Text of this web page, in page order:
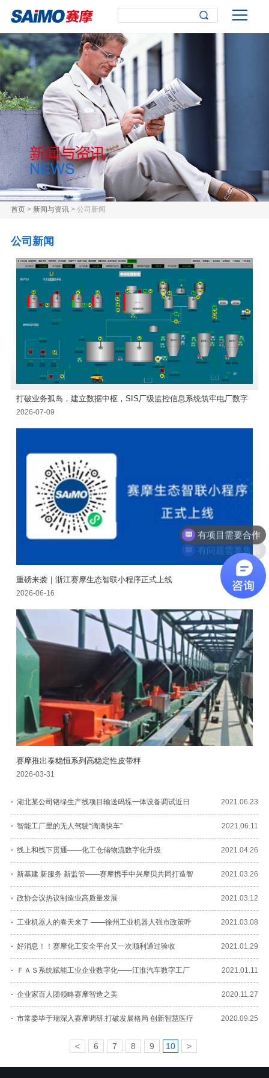
首页> 新闻与资讯> 公司新闻
公司新闻
打破业务孤岛，建立数据中枢，SIS厂级监控信息系统筑牢电厂数字
底座
2026-07-09
重磅来袭｜浙江赛摩生态智联小程序正式上线
2026-06-16
赛摩推出泰稳恒系列高稳定性皮带秤
2026-03-31
· 湖北某公司铬绿生产线项目输送码垛一体设备调试近日
完成下线
2021.06.23
· 智能工厂里的无人驾驶“滴滴快车” 2021.06.11
· 线上和线下贯通——化工仓储物流数字化升级 2021.04.26
· 新基建 新服务 新监管——赛摩携手中兴摩贝共同打造智
慧园区
2021.03.26
· 政协会议热议制造业高质量发展 2021.03.12
· 工业机器人的春天来了 ——徐州工业机器人强市政策呼
之欲出
2021.03.08
· 好消息！！赛摩化工安全平台又一次顺利通过验收 2021.01.29
·
ＦＡＳ系统赋能工业企业数字化——江淮汽车数字工厂
项目
2021.01.11
· 企业家百人团领略赛摩智造之美 2020.11.27
· 市常委毕于瑞深入赛摩调研:打破发展格局 创新智慧医疗 2020.09.25
< 6 7 8 9 10 >
有项目需要合作
有问题需要售后